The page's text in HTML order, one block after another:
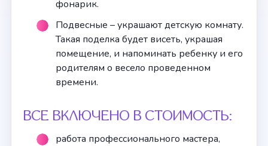
фонарик.
Подвесные – украшают детскую комнату.
Такая поделка будет висеть, украшая
помещение, и напоминать ребенку и его
родителям о весело проведенном
времени.
ВСЕ ВКЛЮЧЕНО В СТОИМОСТЬ:
работа профессионального мастера,